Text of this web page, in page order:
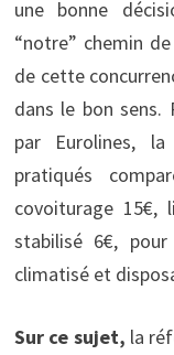
une bonne
“notre” chemin
de cette
dans le bon sens.
par Eurolines,
pratiqués
covoiturage 15€,
stabilisé 6€,
climatisé et
Sur ce sujet, la